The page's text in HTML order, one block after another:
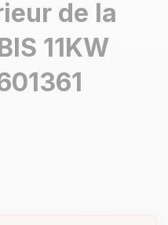
de la
11KW